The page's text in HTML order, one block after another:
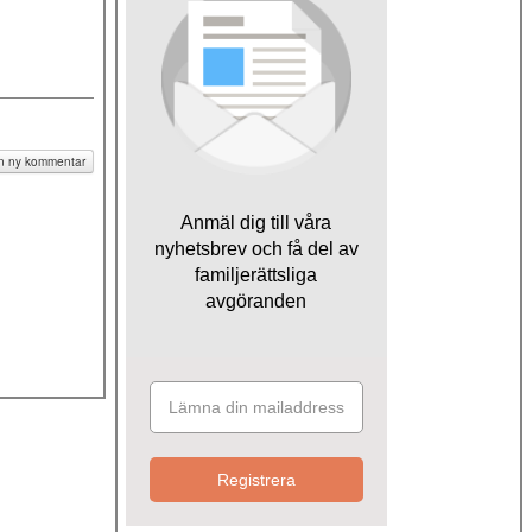
SVERIGE
ny kommentar
Anmäl dig till våra
nyhetsbrev och få del av
familjerättsliga
avgöranden
Registrera